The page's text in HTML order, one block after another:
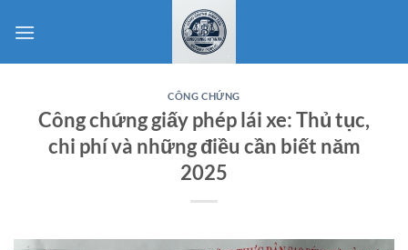
qua
CÔNG CHỨNG
Công chứng giấy phép lái xe: Thủ tục,
chi phí và những điều cần biết năm
2025